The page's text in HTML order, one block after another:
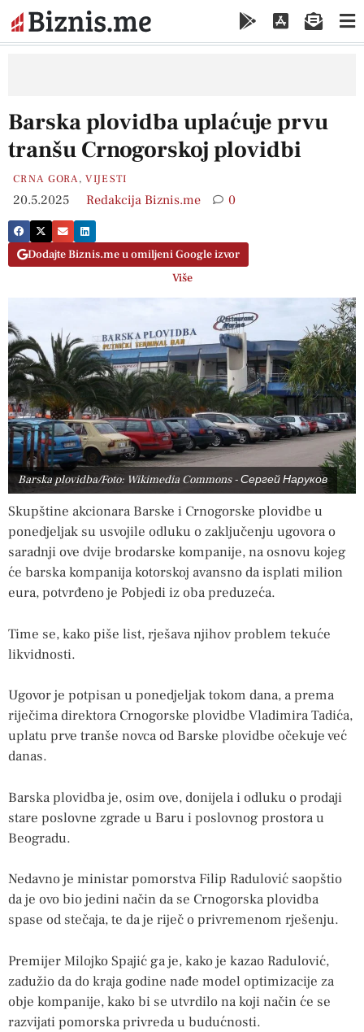
Barska plovidba uplaćuje prvu
tranšu Crnogorskoj plovidbi
CRNA GORA,VIJESTI
20.5.2025 Redakcija Biznis.me 0
Dodajte Biznis.me u omiljeni Google izvor
Više
Barska plovidba/Foto: Wikimedia Commons - Сергей Наруков
Skupštine akcionara Barske i Crnogorske plovidbe u
ponedjeljak su usvojile odluku o zaključenju ugovora o
saradnji ove dvije brodarske kompanije, na osnovu kojeg
će barska kompanija kotorskoj avansno da isplati milion
eura, potvrđeno je Pobjedi iz oba preduzeća.
Time se, kako piše list, rješava njihov problem tekuće
likvidnosti.
Ugovor je potpisan u ponedjeljak tokom dana, a prema
riječima direktora Crnogorske plovidbe Vladimira Tadića,
uplatu prve tranše novca od Barske plovidbe očekuje već
danas.
Barska plovidba je, osim ove, donijela i odluku o prodaji
stare poslovne zgrade u Baru i poslovnog prostora u
Beogradu.
Nedavno je ministar pomorstva Filip Radulović saopštio
da je ovo bio jedini način da se Crnogorska plovidba
spase od stečaja, te da je riječ o privremenom rješenju.
Premijer Milojko Spajić ga je, kako je kazao Radulović,
zadužio da do kraja godine nađe model optimizacije za
obje kompanije, kako bi se utvrdilo na koji način će se
razvijati pomorska privreda u budućnosti.